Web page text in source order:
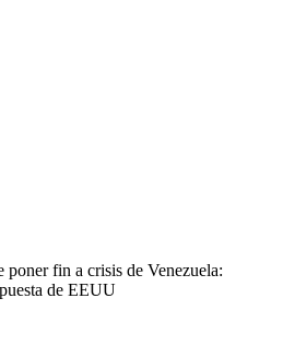
poner fin a crisis de Venezuela:
de EEUU